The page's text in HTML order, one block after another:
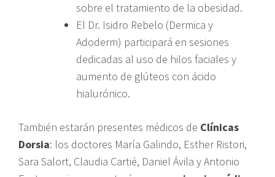
sobre el tratamiento de la obesidad.
El Dr. Isidro Rebelo (Dermica y
Adoderm) participará en sesiones
dedicadas al uso de hilos faciales y
aumento de glúteos con ácido
hialurónico.
También estarán presentes médicos de Clínicas
Dorsia: los doctores María Galindo, Esther Ristori,
Sara Salort, Claudia Cartié, Daniel Ávila y Antonio